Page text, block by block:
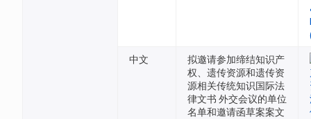
中文
拟邀请参加缔结知识产
权、遗传资源和遗传资
源相关传统知识国际法
律文书 外交会议的单位
名单和邀请函草案案文